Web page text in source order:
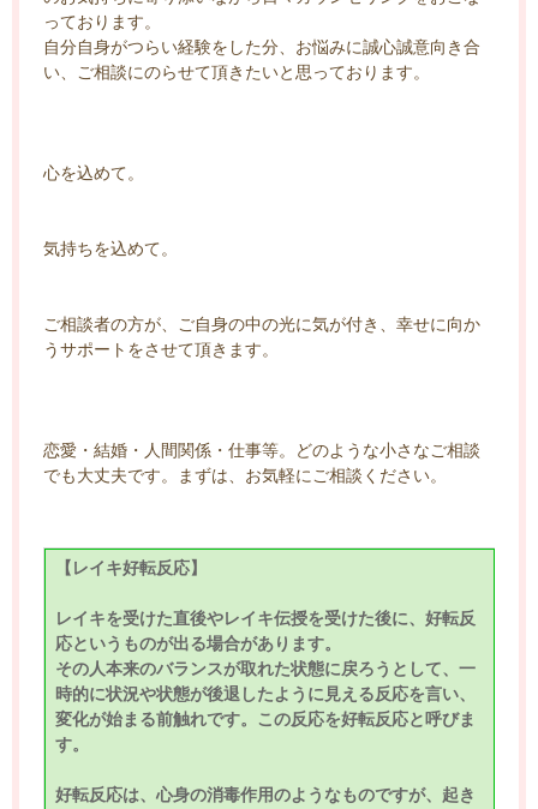
っております。
自分自身がつらい経験をした分、お悩みに誠心誠意向き合
い、ご相談にのらせて頂きたいと思っております。
心を込めて。
気持ちを込めて。
ご相談者の方が、ご自身の中の光に気が付き、幸せに向か
うサポートをさせて頂きます。
恋愛・結婚・人間関係・仕事等。どのような小さなご相談
でも大丈夫です。まずは、お気軽にご相談ください。
【レイキ好転反応】
レイキを受けた直後やレイキ伝授を受けた後に、好転反
応というものが出る場合があります。
その人本来のバランスが取れた状態に戻ろうとして、一
時的に状況や状態が後退したように見える反応を言い、
変化が始まる前触れです。この反応を好転反応と呼びま
す。
好転反応は、心身の消毒作用のようなものですが、起き